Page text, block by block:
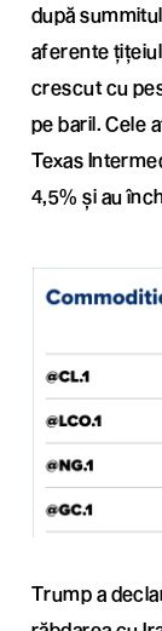
după
aferente
crescut cu
pe baril. Cele
Texas
4,5% și au
Trump a